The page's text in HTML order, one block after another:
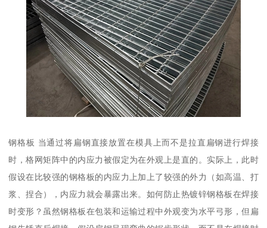
钢格板 当通过将扁钢直接放置在模具上而不是拉直扁钢进行焊接
时，格网矩阵中的内应力被假定为在外观上是直的。实际上，此时
假设在比较强的钢格板的内应力上加上了较强的外力（如高温、打
浆、捏合），内应力就会暴露出来。如何防止热镀锌钢格板在焊接
时变形？虽然钢格板在包装和运输过程中外观变为水平弓形，但扁